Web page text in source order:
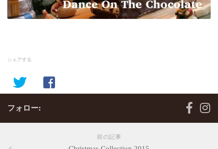
シェアする
フォロー:
前の記事